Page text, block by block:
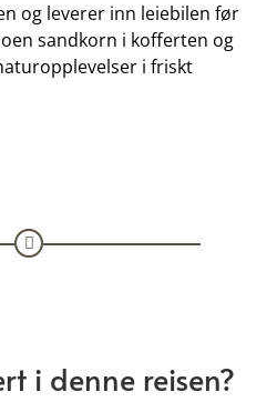
og leverer inn leiebilen før
sandkorn i kofferten og
i friskt
i denne reisen?